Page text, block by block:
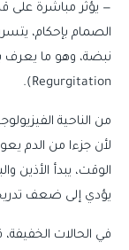
— يؤثر مباشرة على
الصمام بإحكام،
Regurgitation).
من الناحية
لأن جزءا من الدم
الوقت، يبدأ الأذين
يؤدي إلى ضعف
في الحالات